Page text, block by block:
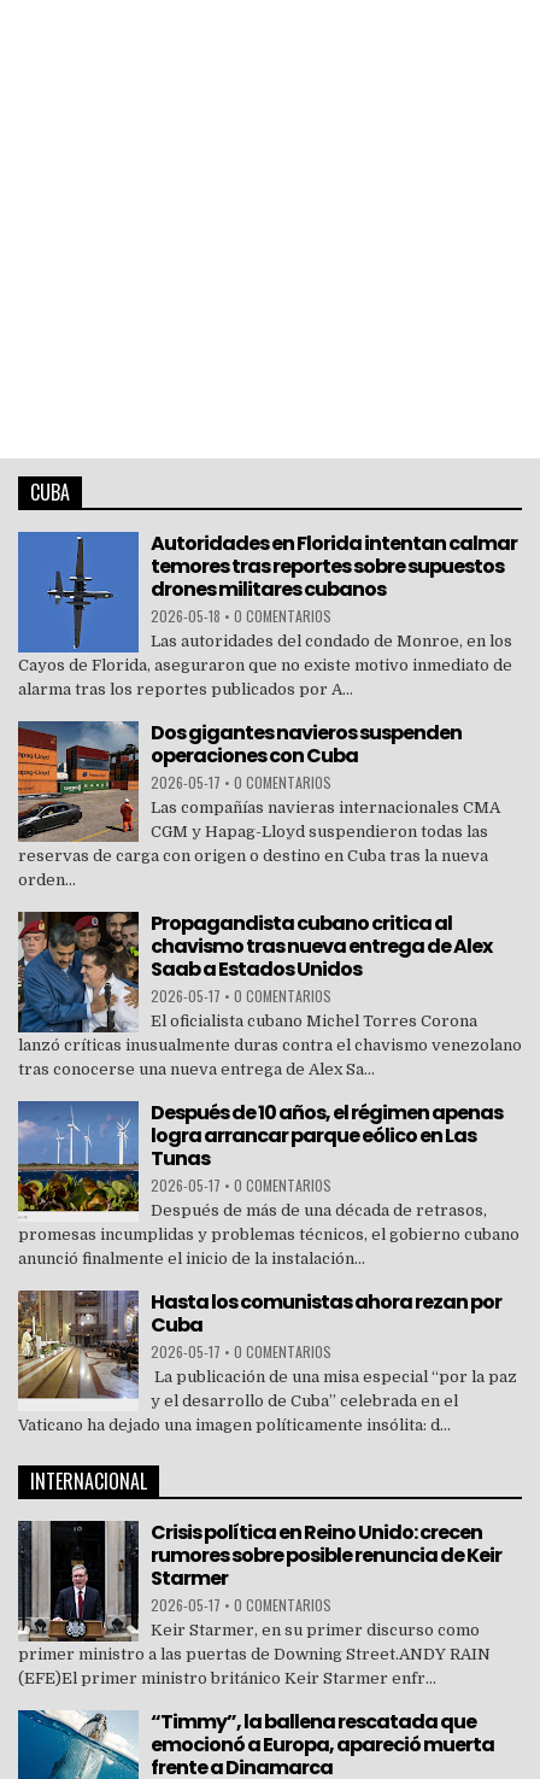
CUBA
Autoridades en Florida intentan calmar
temores tras reportes sobre supuestos
drones militares cubanos
2026-05-18 • 0 COMENTARIOS
Las autoridades del condado de Monroe, en los
Cayos de Florida, aseguraron que no existe motivo inmediato de
alarma tras los reportes publicados por A...
Dos gigantes navieros suspenden
operaciones con Cuba
2026-05-17 • 0 COMENTARIOS
Las compañías navieras internacionales CMA
CGM y Hapag-Lloyd suspendieron todas las
reservas de carga con origen o destino en Cuba tras la nueva
orden...
Propagandista cubano critica al
chavismo tras nueva entrega de Alex
Saab a Estados Unidos
2026-05-17 • 0 COMENTARIOS
El oficialista cubano Michel Torres Corona
lanzó críticas inusualmente duras contra el chavismo venezolano
tras conocerse una nueva entrega de Alex Sa...
Después de 10 años, el régimen apenas
logra arrancar parque eólico en Las
Tunas
2026-05-17 • 0 COMENTARIOS
Después de más de una década de retrasos,
promesas incumplidas y problemas técnicos, el gobierno cubano
anunció finalmente el inicio de la instalación...
Hasta los comunistas ahora rezan por
Cuba
2026-05-17 • 0 COMENTARIOS
La publicación de una misa especial “por la paz
y el desarrollo de Cuba” celebrada en el
Vaticano ha dejado una imagen políticamente insólita: d...
INTERNACIONAL
Crisis política en Reino Unido: crecen
rumores sobre posible renuncia de Keir
Starmer
2026-05-17 • 0 COMENTARIOS
Keir Starmer, en su primer discurso como
primer ministro a las puertas de Downing Street.ANDY RAIN
(EFE)El primer ministro británico Keir Starmer enfr...
“Timmy”, la ballena rescatada que
emocionó a Europa, apareció muerta
frente a Dinamarca